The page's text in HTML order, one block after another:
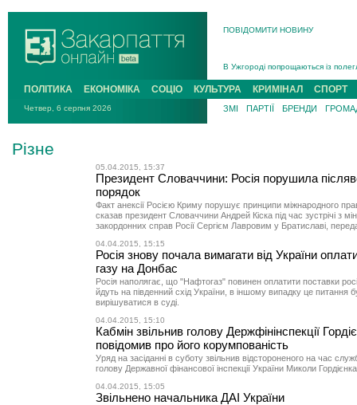
ПОВІДОМИТИ НОВИНУ
В Ужгороді попрощаються із
В Ужгороді 5 серпня
Підтвердили загибель
На війні з рф поліг військовий з
ПОЛІТИКА ЕКОНОМІКА СОЦІО КУЛЬТУРА КРИМІНАЛ СПОРТ
Четвер, 6 серпня 2026 ЗМІ ПАРТІЇ БРЕНДИ
Різне
05.04.2015, 15:37
Президент Словаччини: Росія порушила
порядок
Факт анексії Росією Криму порушує принципи міжнародного
сказав президент Словаччини Андрей Кіска під час зустрічі з
закордонних справ Росії Сергієм Лавровим у Братиславі,
04.04.2015, 15:15
Росія знову почала вимагати від України
газу на Донбас
Росія наполягає, що "Нафтогаз" повинен оплатити поставки
йдуть на південний схід України, в іншому випадку це питання
вирішуватися в суді.
04.04.2015, 15:10
Кабмін звільнив голову Держфінінспекції
повідомив про його корумпованість
Уряд на засіданні в суботу звільнив відстороненого на час
голову Державної фінансової інспекції України Миколи
04.04.2015, 15:05
Звільнено начальника ДАІ України